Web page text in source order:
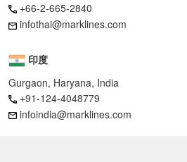
+66-2-665-2840
infothai@marklines.com
印度
Gurgaon, Haryana, India
+91-124-4048779
infoindia@marklines.com